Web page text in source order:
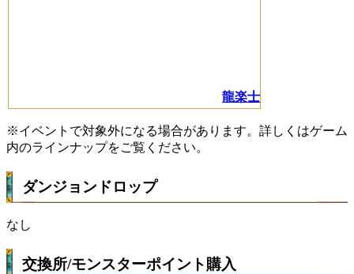
龍楽士
※イベントで対象外になる場合があります。詳しくはゲーム
内のラインナップをご覧ください。
ダンジョンドロップ
なし
交換所/モンスターポイント購入